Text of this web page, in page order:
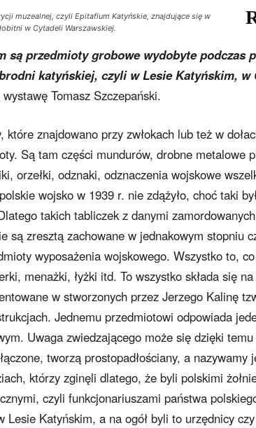
muzealnej, czyli Epitafium Katyńskie, znajdujące się w
w Cytadeli Warszawskiej.
są przedmioty grobowe wydobyte podczas
katyńskiej, czyli w Lesie Katyńskim, w
Tomasz Szczepański.
które znajdowano przy zwłokach lub też w
Są tam części mundurów, drobne metalowe
orzełki, odznaki, odznaczenia wojskowe
wojsko w 1939 r. nie zdążyło, choć taki
takich tabliczek z danymi
są zresztą zachowane w jednakowym stopniu
wyposażenia wojskowego. Wszystko to,
menażki, łyżki itd. To wszystko składa się
w stworzonych przez Jerzego Kalinę
Jednemu przedmiotowi odpowiada
Uwaga zwiedzającego może się dzięki
tworzą prostopadłościany, a
którzy zginęli dlatego, że byli polskimi
czyli funkcjonariuszami państwa
Lesie Katyńskim, a na ogół byli to urzędnicy